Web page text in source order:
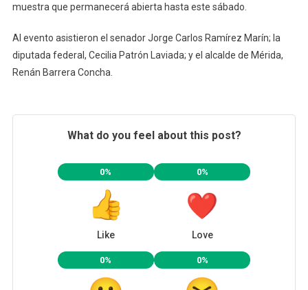
muestra que permanecerá abierta hasta este sábado.
Al evento asistieron el senador Jorge Carlos Ramírez Marín; la
diputada federal, Cecilia Patrón Laviada; y el alcalde de Mérida,
Renán Barrera Concha.
What do you feel about this post?
0%
Like
0%
Love
0% 0%